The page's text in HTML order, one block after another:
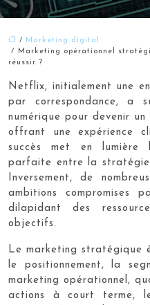
/
Marketing digital
/ Marketing opérationnel
réussir ?
Netflix, initialement une
par correspondance, a
numérique pour devenir
offrant une expérience
succès met en lumière
parfaite entre la
Inversement, de
ambitions compromises
dilapidant des
objectifs.
Le marketing stratégique
le positionnement, la
marketing opérationnel,
actions à court terme,